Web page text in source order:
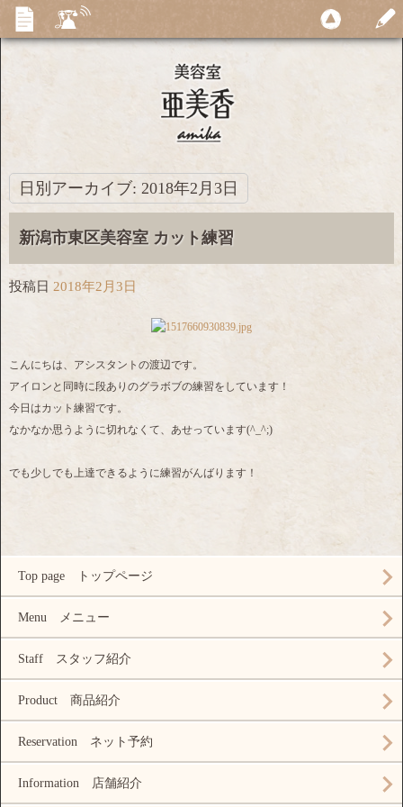
日別アーカイブ: 2018年2月3日
新潟市東区美容室 カット練習
投稿日 2018年2月3日
こんにちは、アシスタントの渡辺です。
アイロンと同時に段ありのグラボブの練習をしています！
今日はカット練習です。
なかなか思うように切れなくて、あせっています(^_^;)
でも少しでも上達できるように練習がんばります！
Top page トップページ
Menu メニュー
Staff スタッフ紹介
Product 商品紹介
Reservation ネット予約
Information 店舗紹介